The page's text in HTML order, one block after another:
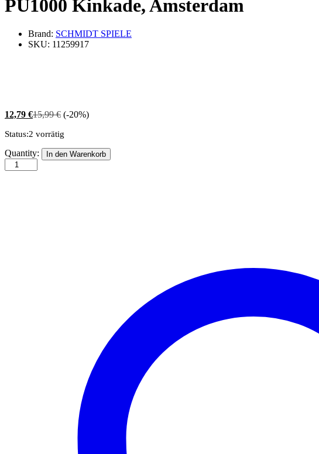
PU1000 Kinkade, Amsterdam
Brand: SCHMIDT SPIELE
SKU: 11259917
12,79 €15,99€ (-20%)
Status:2 vorrätig
PU1000
Kinkade,
Amsterdam
Quantity: In den Warenkorb